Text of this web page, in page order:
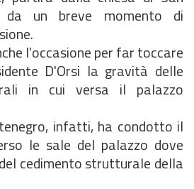
da un breve momento di
l'occasione per far toccare
D'Orsi la gravità delle
in cui versa il palazzo
infatti, ha condotto il
le sale del palazzo dove
cedimento strutturale della